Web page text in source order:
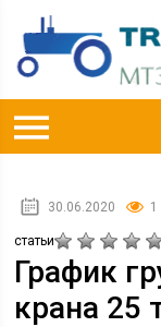
30.06.2020 1
статьи
График
крана 25